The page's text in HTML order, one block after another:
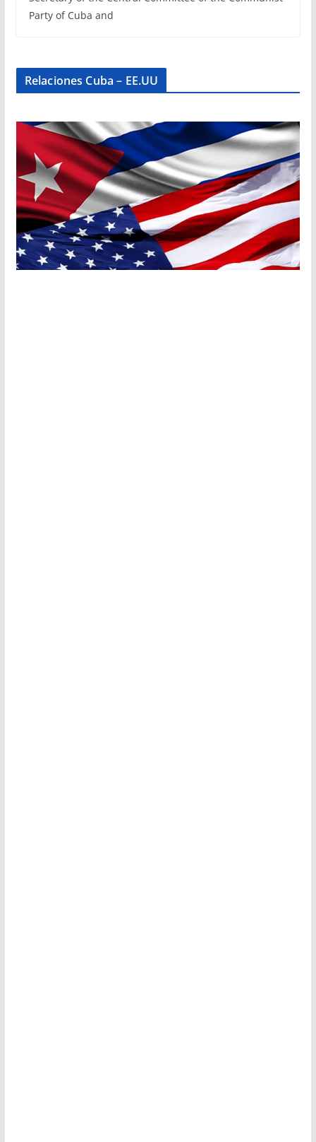
Party of Cuba and
Relaciones Cuba – EE.UU